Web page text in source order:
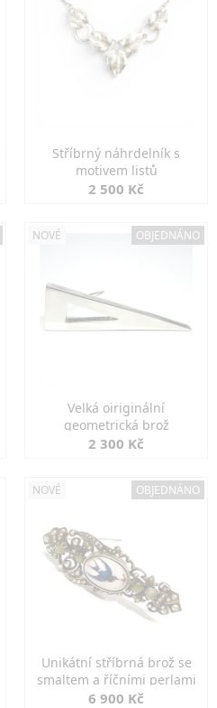
Stříbrný náhrdelník s
motivem listů
2 500 Kč
NOVÉ OBJEDNÁNO
Velká oiriginální
geometrická brož
2 300 Kč
NOVÉ OBJEDNÁNO
Unikátní stříbrná brož se
smaltem a říčními perlami
6 900 Kč